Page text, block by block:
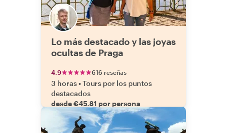
Lo más destacado y las joyas
ocultas de Praga
4.9 616 reseñas
3 horas•Tours por los puntos
destacados
desde €45.81 por persona